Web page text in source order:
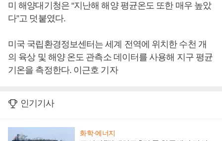
미 해양대기청은 “지난해 해양 평균온도 또한 매우 높았
다”고 덧붙였다.
미국 국립환경정보센터는 세계 전역에 위치한 수천 개
의 육상 및 해양 온도 관측소 데이터를 사용해 지구 평균
기온을 측정한다. 이근호 기자
인기기사
화학·에너지